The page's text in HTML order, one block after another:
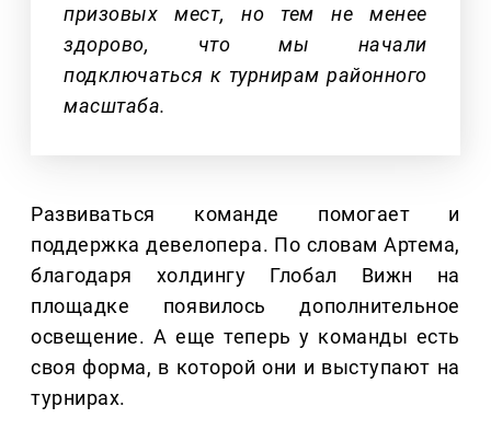
призовых мест, но тем не менее
здорово, что мы начали
подключаться к турнирам районного
масштаба.
Развиваться команде помогает и
поддержка девелопера. По словам Артема,
благодаря холдингу Глобал Вижн на
площадке появилось дополнительное
освещение. А еще теперь у команды есть
своя форма, в которой они и выступают на
турнирах.